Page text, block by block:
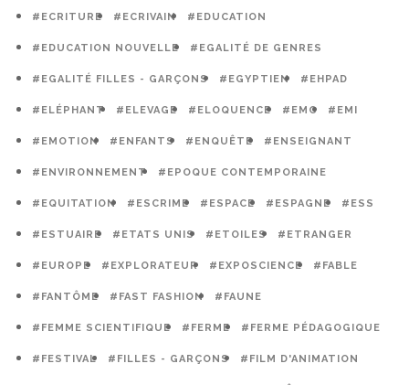
#ECRITURE #ECRIVAIN #EDUCATION
#EDUCATION NOUVELLE #EGALITÉ DE GENRES
#EGALITÉ FILLES - GARÇONS #EGYPTIEN #EHPAD
#ELÉPHANT #ELEVAGE #ELOQUENCE #EMC #EMI
#EMOTION #ENFANTS #ENQUÊTE #ENSEIGNANT
#ENVIRONNEMENT #EPOQUE CONTEMPORAINE
#EQUITATION #ESCRIME #ESPACE #ESPAGNE #ESS
#ESTUAIRE #ETATS UNIS #ETOILES #ETRANGER
#EUROPE #EXPLORATEUR #EXPOSCIENCE #FABLE
#FANTÔME #FAST FASHION #FAUNE
#FEMME SCIENTIFIQUE #FERME #FERME PÉDAGOGIQUE
#FESTIVAL #FILLES - GARÇONS #FILM D'ANIMATION